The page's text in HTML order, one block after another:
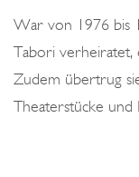
War von 1976 bis
Tabori verheiratet,
Zudem übertrug
Theaterstücke und